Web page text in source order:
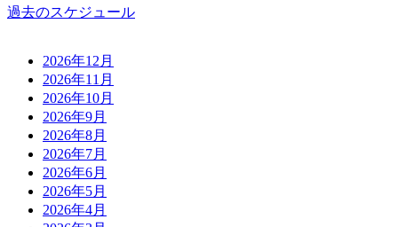
過去のスケジュール
2026年12月
2026年11月
2026年10月
2026年9月
2026年8月
2026年7月
2026年6月
2026年5月
2026年4月